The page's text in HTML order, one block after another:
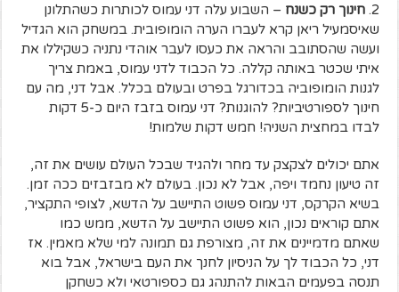
2. חינוך רק כשנח – השבוע עלה דני עמוס לכותרות כשהתלונן
שאיסמעיל ריאן קרא לעברו הערה הומופובית. במשחק הוא הגדיל
ועשה שהסתובב והראה את כעסו לעבר אוהדי נתניה כשקיללו את
איתי שכטר באותה קללה. כל הכבוד לדני עמוס, באמת צריך
לגנות הומופוביה בכדורגל בפרט ובעולם בכלל. אבל דני, מה עם
חינוך לספורטיביות? להוגנות? דני עמוס בזבז היום כ-5 דקות
לבדו במחצית השניה! חמש דקות שלמות!
אתם יכולים לצקצק עד מחר ולהגיד שבכל העולם עושים את זה,
זה טיעון נחמד ויפה, אבל לא נכון. בעולם לא מבזבזים ככה זמן.
בשיא הקרקס, דני עמוס פשוט התיישב על הדשא, לצופי התקציר,
אתם קוראים נכון, הוא פשוט התיישב על הדשא, ממש כמו
שאתם מדמיינים את זה, מצורפת גם תמונה למי שלא מאמין. אז
דני, כל הכבוד לך על הניסיון לחנך את העם בישראל, אבל בוא
תנסה בפעמים הבאות להתנהג גם כספורטאי ולא כשחקן